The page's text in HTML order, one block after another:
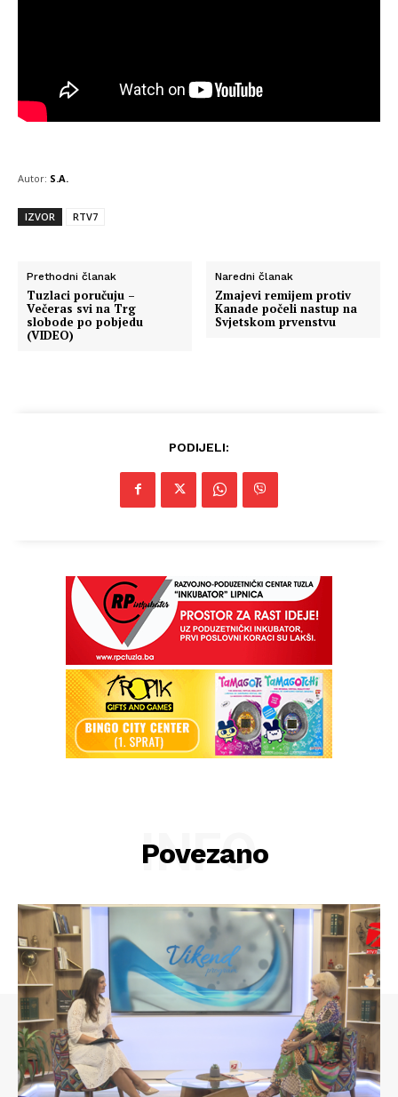
Autor: S.A.
IZVOR RTV7
Prethodni članak
Tuzlaci poručuju –
Večeras svi na Trg
slobode po pobjedu
(VIDEO)
Naredni članak
Zmajevi remijem protiv
Kanade počeli nastup na
Svjetskom prvenstvu
PODIJELI:
Povezano
INFO